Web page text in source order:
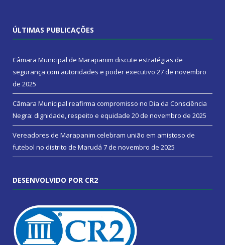
ÚLTIMAS PUBLICAÇÕES
Câmara Municipal de Marapanim discute estratégias de
segurança com autoridades e poder executivo 27 de novembro
de 2025
Câmara Municipal reafirma compromisso no Dia da Consciência
Negra: dignidade, respeito e equidade 20 de novembro de 2025
Vereadores de Marapanim celebram união em amistoso de
futebol no distrito de Marudá 7 de novembro de 2025
DESENVOLVIDO POR CR2